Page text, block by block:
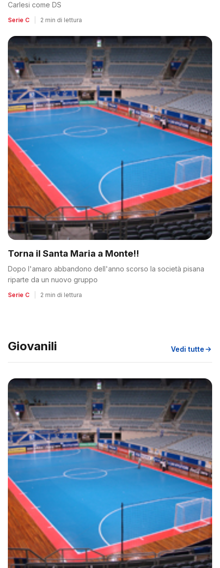
Carlesi come DS
Serie C 2 min di lettura
Torna il Santa Maria a Monte!!
Dopo l'amaro abbandono dell'anno scorso la società pisana
riparte da un nuovo gruppo
Serie C 2 min di lettura
Giovanili Vedi tutte